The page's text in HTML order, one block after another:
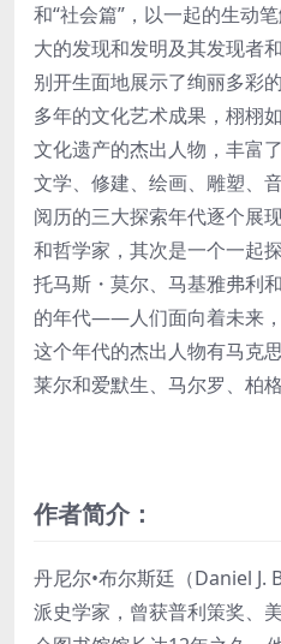
和“社会篇”，以一起的生动
大的发现和发明及其发现者
别开生面地展示了绚丽多彩
多年的文化艺术成果，栩栩
文化遗产的杰出人物，丰富
文学、修建、绘画、雕塑、
阅历的三大探索年代逐个展
和哲学家，其次是一个一起
托马斯・莫尔、马基雅弗利
的年代——人们面向着未来，
这个年代的杰出人物有马克
莱尔和爱默生、马尔罗、柏
作者简介：
丹尼尔•布尔斯廷（Daniel
派史学家，曾获普利策奖、